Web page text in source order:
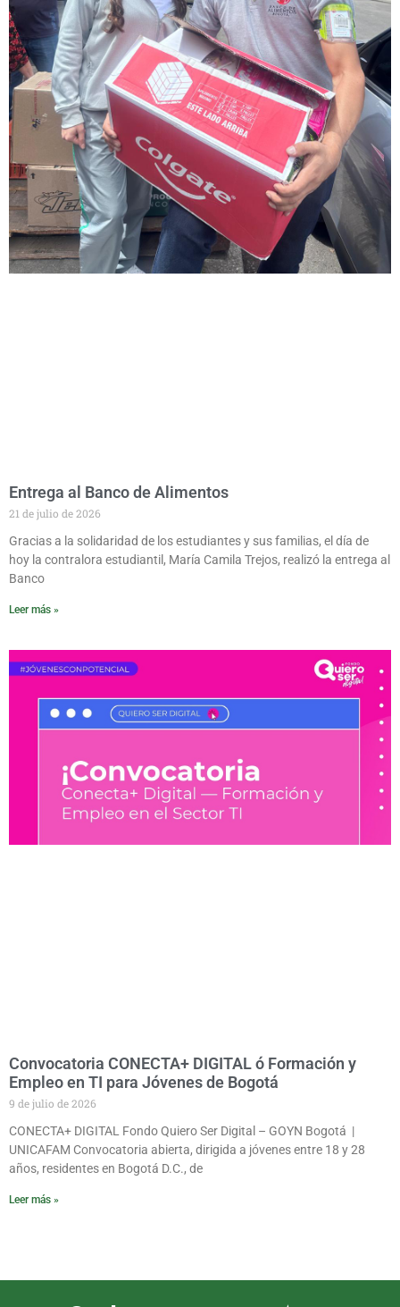
Entrega al Banco de Alimentos
21 de julio de 2026
Gracias a la solidaridad de los estudiantes y sus familias, el día de
hoy la contralora estudiantil, María Camila Trejos, realizó la entrega al
Banco
Leer más »
Convocatoria CONECTA+ DIGITAL ó Formación y
Empleo en TI para Jóvenes de Bogotá
9 de julio de 2026
CONECTA+ DIGITAL Fondo Quiero Ser Digital – GOYN Bogotá |
UNICAFAM Convocatoria abierta, dirigida a jóvenes entre 18 y 28
años, residentes en Bogotá D.C., de
Leer más »